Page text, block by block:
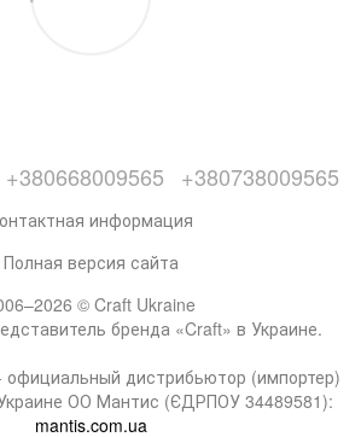
+380668009565 +380738009565
информация
Полная версия сайта
© Craft Ukraine
бренда «Craft» в Украине.
официальный дистрибьютор (импортер)
ОО Мантис (ЄДРПОУ 34489581):
mantis.com.ua